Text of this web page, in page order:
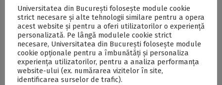
Apel la contribuții pentru colocviul internațional
„Les félins de nos imaginaires”, organizat de FLLS -
DOCX
Postări Asemănătoare:
Universitatea din București folosește module cookie
strict necesare și alte tehnologii similare pentru a opera
acest website și pentru a oferi utilizatorilor o experiență
personalizată. Pe lângă modulele cookie strict
necesare, Universitatea din București folosește module
cookie opționale pentru a îmbunătăți și personaliza
experiența utilizatorilor, pentru a analiza performanța
website-ului (ex. numărarea vizitelor în site,
identificarea surselor de trafic).